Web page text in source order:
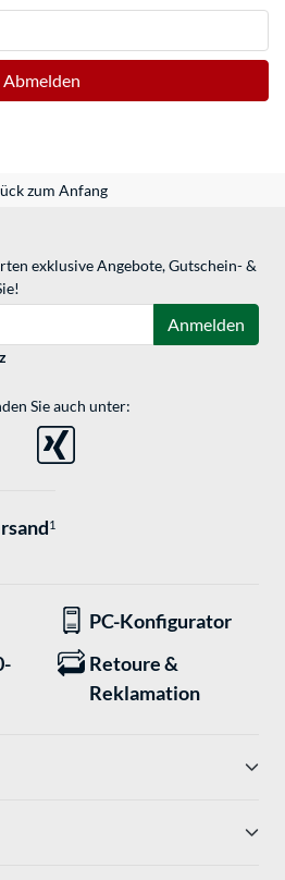
Abmelden
zum Anfang
exklusive Angebote, Gutschein- &
Anmelden
Sie auch unter:
1
PC-Konfigurator
Retoure &
Reklamation